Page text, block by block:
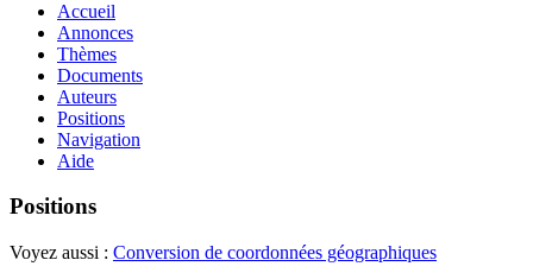
Accueil
Annonces
Thèmes
Documents
Auteurs
Positions
Navigation
Aide
Positions
Voyez aussi : Conversion de coordonnées géographiques